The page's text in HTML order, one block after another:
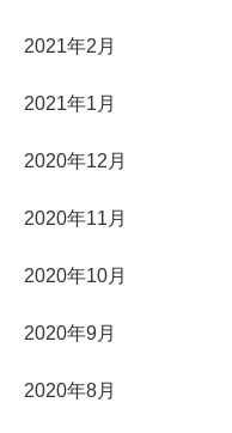
2021年2月
2021年1月
2020年12月
2020年11月
2020年10月
2020年9月
2020年8月